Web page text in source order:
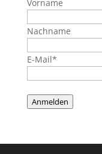
Vorname
Nachname
E-Mail*
Anmelden